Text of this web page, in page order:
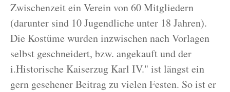
Zwischenzeit ein Verein von 60 Mitgliedern
(darunter sind 10 Jugendliche unter 18 Jahren).
Die Kostüme wurden inzwischen nach Vorlagen
selbst geschneidert, bzw. angekauft und der
i.Historische Kaiserzug Karl IV." ist längst ein
gern gesehener Beitrag zu vielen Festen. So ist er